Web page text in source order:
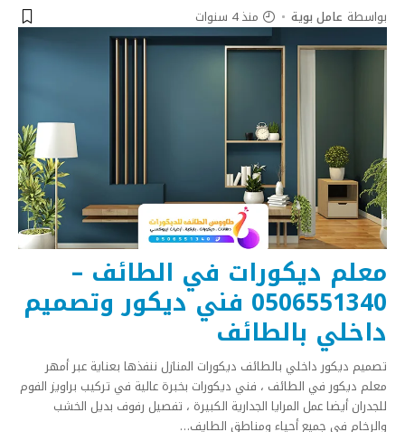
بواسطة عامل بوية منذ 4 سنوات
معلم ديكورات في الطائف –
0506551340 فني ديكور وتصميم
داخلي بالطائف
تصميم ديكور داخلي بالطائف ديكورات المنازل ننفذها بعناية عبر أمهر
معلم ديكور في الطائف ، فني ديكورات بخبرة عالية في تركيب براويز الفوم
للجدران أيضا عمل المرايا الجدارية الكبيرة ، تفصيل رفوف بديل الخشب
والرخام في جميع أحياء ومناطق الطايف…